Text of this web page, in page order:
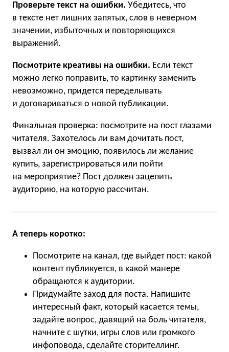
Проверьте текст на ошибки. Убедитесь, что
в тексте нет лишних запятых, слов в неверном
значении, избыточных и повторяющихся
выражений.
Посмотрите креативы на ошибки. Если текст
можно легко поправить, то картинку заменить
невозможно, придется переделывать
и договариваться о новой публикации.
Финальная проверка: посмотрите на пост глазами
читателя. Захотелось ли вам дочитать пост,
вызвал ли он эмоцию, появилось ли желание
купить, зарегистрироваться или пойти
на мероприятие? Пост должен зацепить
аудиторию, на которую рассчитан.
А теперь коротко:
Посмотрите на канал, где выйдет пост: какой
контент публикуется, в какой манере
обращаются к аудитории.
Придумайте заход для поста. Напишите
интересный факт, который касается темы,
задайте вопрос, давящий на боль читателя,
начните с шутки, игры слов или громкого
инфоповода, сделайте сторителлинг.